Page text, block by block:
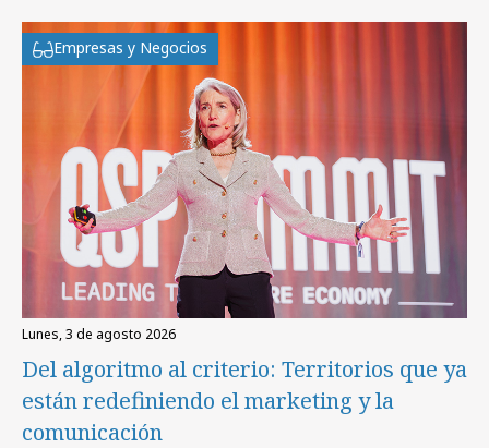
Empresas y Negocios
lunes, 3 de agosto 2026
Del algoritmo al criterio: Territorios que ya
están redefiniendo el marketing y la
comunicación